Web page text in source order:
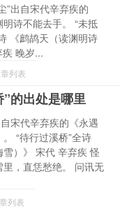
”出自宋代辛弃疾的
明诗不能去手。 “未抵
《鹧鸪天（读渊明诗
晚岁...
列表
的出处是哪里
宋代辛弃疾的《永遇
“待行过溪桥”全诗
雪）》 宋代 辛弃疾 怪
里，直恁愁绝。 问讯无
列表